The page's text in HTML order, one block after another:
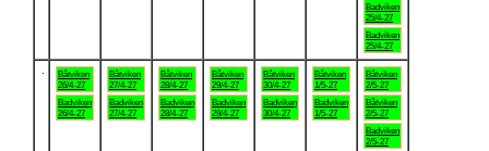
Badviken
25/4-27
Badviken
25/4-27
Båtviken
26/4-27
Badviken
26/4-27
Båtviken
27/4-27
Badviken
27/4-27
Båtviken
28/4-27
Badviken
28/4-27
Båtviken
29/4-27
Badviken
29/4-27
Båtviken
30/4-27
Badviken
30/4-27
Båtviken
1/5-27
Badviken
1/5-27
Båtviken
2/5-27
Båtviken
2/5-27
Badviken
2/5-27